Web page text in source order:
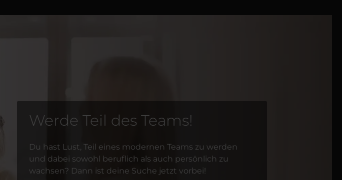
Werde Teil des Teams!
Du hast Lust, Teil eines modernen Teams zu werden
und dabei sowohl beruflich als auch persönlich zu
wachsen? Dann ist deine Suche jetzt vorbei!